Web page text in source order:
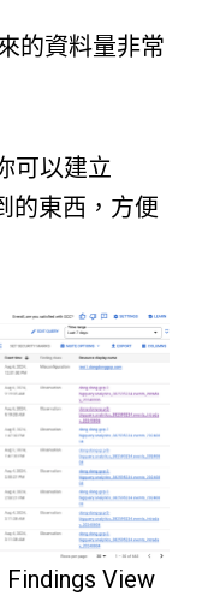
的資料量非常
可以建立
的東西，方便
View